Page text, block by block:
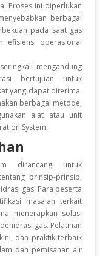
Proses ini diperlukan
berbagai
pada saat gas
efisiensi operasional
mengandung
bertujuan untuk
yang dapat diterima.
berbagai metode,
alat atau unit
System.
dirancang untuk
prinsip-prinsip,
gas. Para peserta
masalah terkait
menerapkan solusi
gas. Pelatihan
dan praktik terbaik
dan pemisahan air